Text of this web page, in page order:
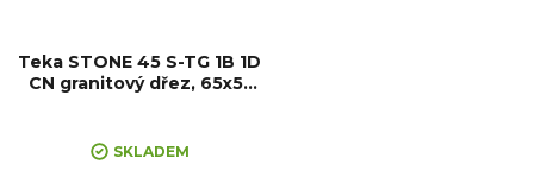
Teka STONE 45 S-TG 1B 1D
CN granitový dřez, 65x51
SKLADEM